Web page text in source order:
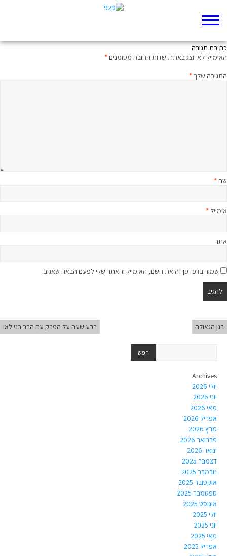
כתיבת תגובה
האימייל לא יוצג באתר. שדות החובה מסומנים*
התגובה שלך*
שם*
אימייל *
אתר
שמור בדפדפן זה את השם, האימייל והאתר שלי לפעם הבאה שאגיב.
בגן הגאולה רבע שעה על הפרק עם הרב בני לאו
Archives
יולי 2026
יוני 2026
מאי 2026
אפריל 2026
מרץ 2026
פברואר 2026
ינואר 2026
דצמבר 2025
נובמבר 2025
אוקטובר 2025
ספטמבר 2025
אוגוסט 2025
יולי 2025
יוני 2025
מאי 2025
אפריל 2025